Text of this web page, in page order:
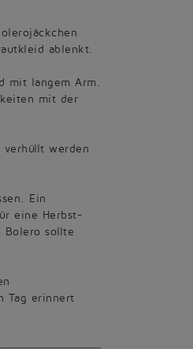
ablenkt.
mit langem Arm.
mit der
verhüllt werden
Ein
eine Herbst-
Bolero sollte
Tag erinnert